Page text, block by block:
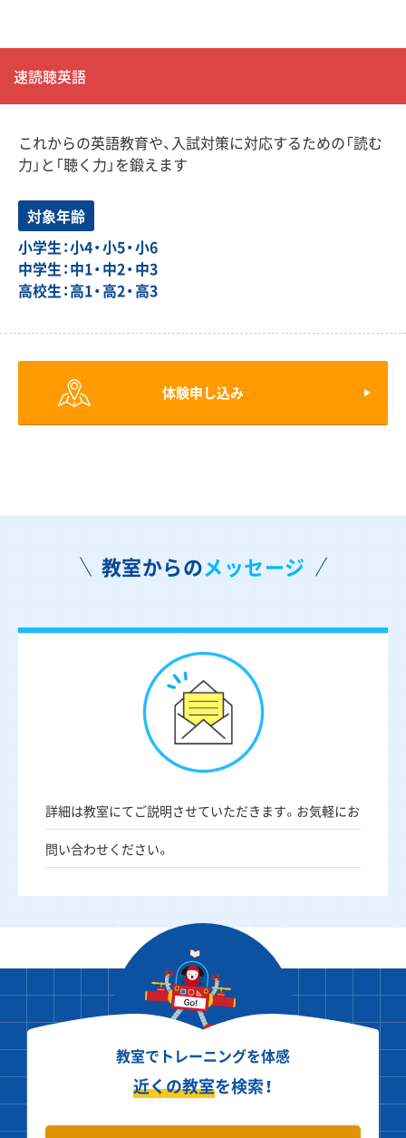
速読聴英語
これからの英語教育や、入試対策に対応するための「読む
力」と「聴く力」を鍛えます
対象年齢
小学生：小4・小5・小6
中学生：中1・中2・中3
高校生：高1・高2・高3
体験申し込み
教室からのメッセージ
詳細は教室にてご説明させていただきます。お気軽にお
問い合わせください。
教室でトレーニングを体感
近くの教室を検索！